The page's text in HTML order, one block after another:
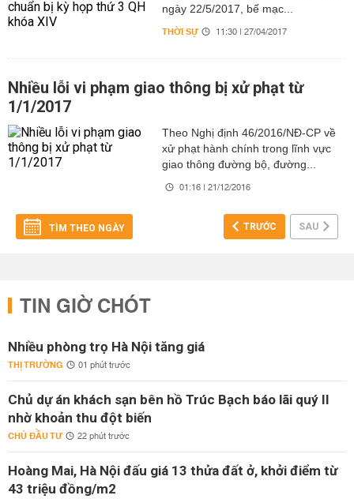
ngày 22/5/2017, bế mạc...
THỜI SỰ 11:30 | 27/04/2017
Nhiều lỗi vi phạm giao thông bị xử phạt từ
1/1/2017
Theo Nghị định 46/2016/NĐ-CP về
xử phạt hành chính trong lĩnh vực
giao thông đường bộ, đường...
01:16 | 21/12/2016
TÌM THEO NGÀY TRƯỚC SAU
TIN GIỜ CHÓT
Nhiều phòng trọ Hà Nội tăng giá
THỊ TRƯỜNG 01 phút trước
Chủ dự án khách sạn bên hồ Trúc Bạch báo lãi quý II
nhờ khoản thu đột biến
CHỦ ĐẦU TƯ 22 phút trước
Hoàng Mai, Hà Nội đấu giá 13 thửa đất ở, khởi điểm từ
43 triệu đồng/m2